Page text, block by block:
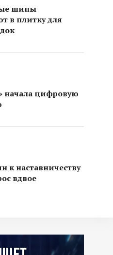
шины
в плитку для
начала цифровую
к наставничеству
вдвое